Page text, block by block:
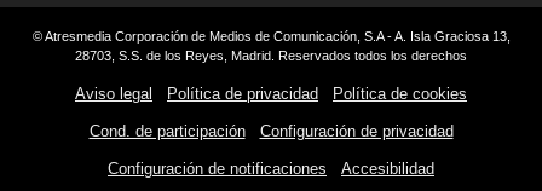
© Atresmedia Corporación de Medios de Comunicación, S.A - A. Isla Graciosa 13,
28703, S.S. de los Reyes, Madrid. Reservados todos los derechos
Aviso legal Política de privacidad Política de cookies
Cond. de participación Configuración de privacidad
Configuración de notificaciones Accesibilidad